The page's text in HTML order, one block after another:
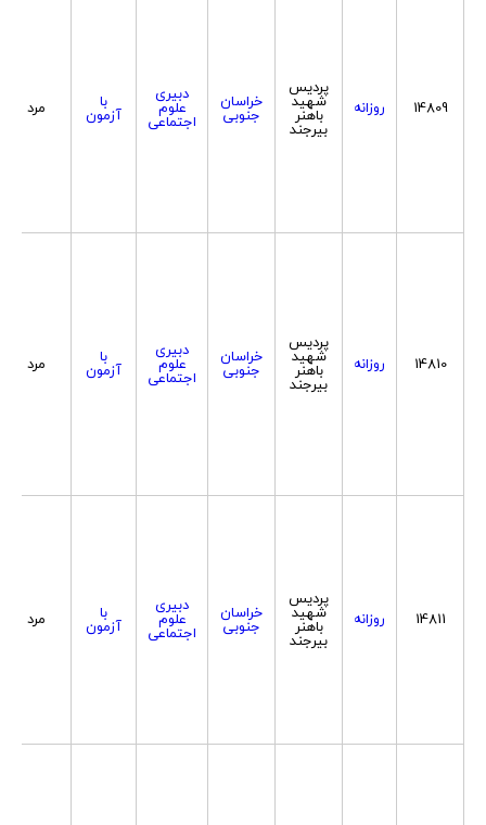
14809 روزانه
پردیس
شهید
باهنر
بیرجند
خراسان
جنوبی
دبیری
علوم
اجتماعی
با
آزمون مرد
14810 روزانه
پردیس
شهید
باهنر
بیرجند
خراسان
جنوبی
دبیری
علوم
اجتماعی
با
آزمون مرد
14811 روزانه
پردیس
شهید
باهنر
بیرجند
خراسان
جنوبی
دبیری
علوم
اجتماعی
با
آزمون مرد